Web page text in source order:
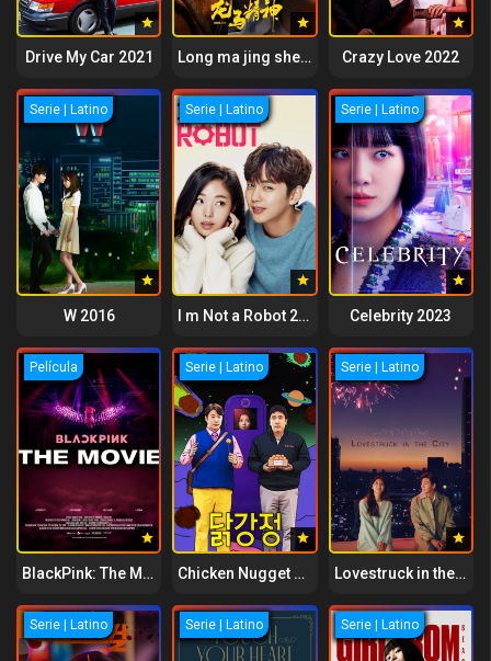
Drive My Car 2021 Long ma jing shen 2023 Crazy Love 2022
Serie | Latino
W 2016
Serie | Latino
I m Not a Robot 2017
Serie | Latino
Celebrity 2023
Película
BlackPink: The Movie 2021
Serie | Latino
Chicken Nugget 2024
Serie | Latino
Lovestruck in the City 2020
Serie | Latino Serie | Latino Serie | Latino